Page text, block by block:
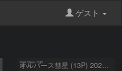
ゲスト
オルバース彗星 (13P) 2024.5.29